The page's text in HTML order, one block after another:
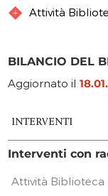
Attività
BILANCIO DEL
Aggiornato il
INTERVENTI
Interventi con
Attività Biblioteca